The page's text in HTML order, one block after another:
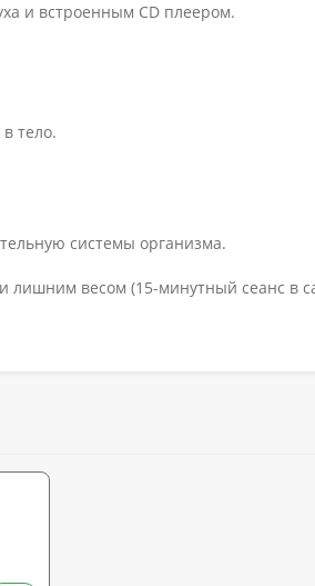
и встроенным CD плеером.
тело.
системы организма.
лишним весом (15-минутный сеанс в